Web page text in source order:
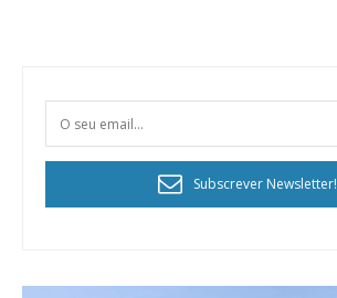
Subscrever Newsletter!